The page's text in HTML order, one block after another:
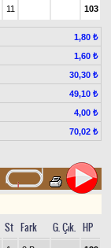
11 103
1,80 ₺
1,60 ₺
30,30 ₺
49,10 ₺
4,00 ₺
70,02 ₺
St Fark G. Çık. HP